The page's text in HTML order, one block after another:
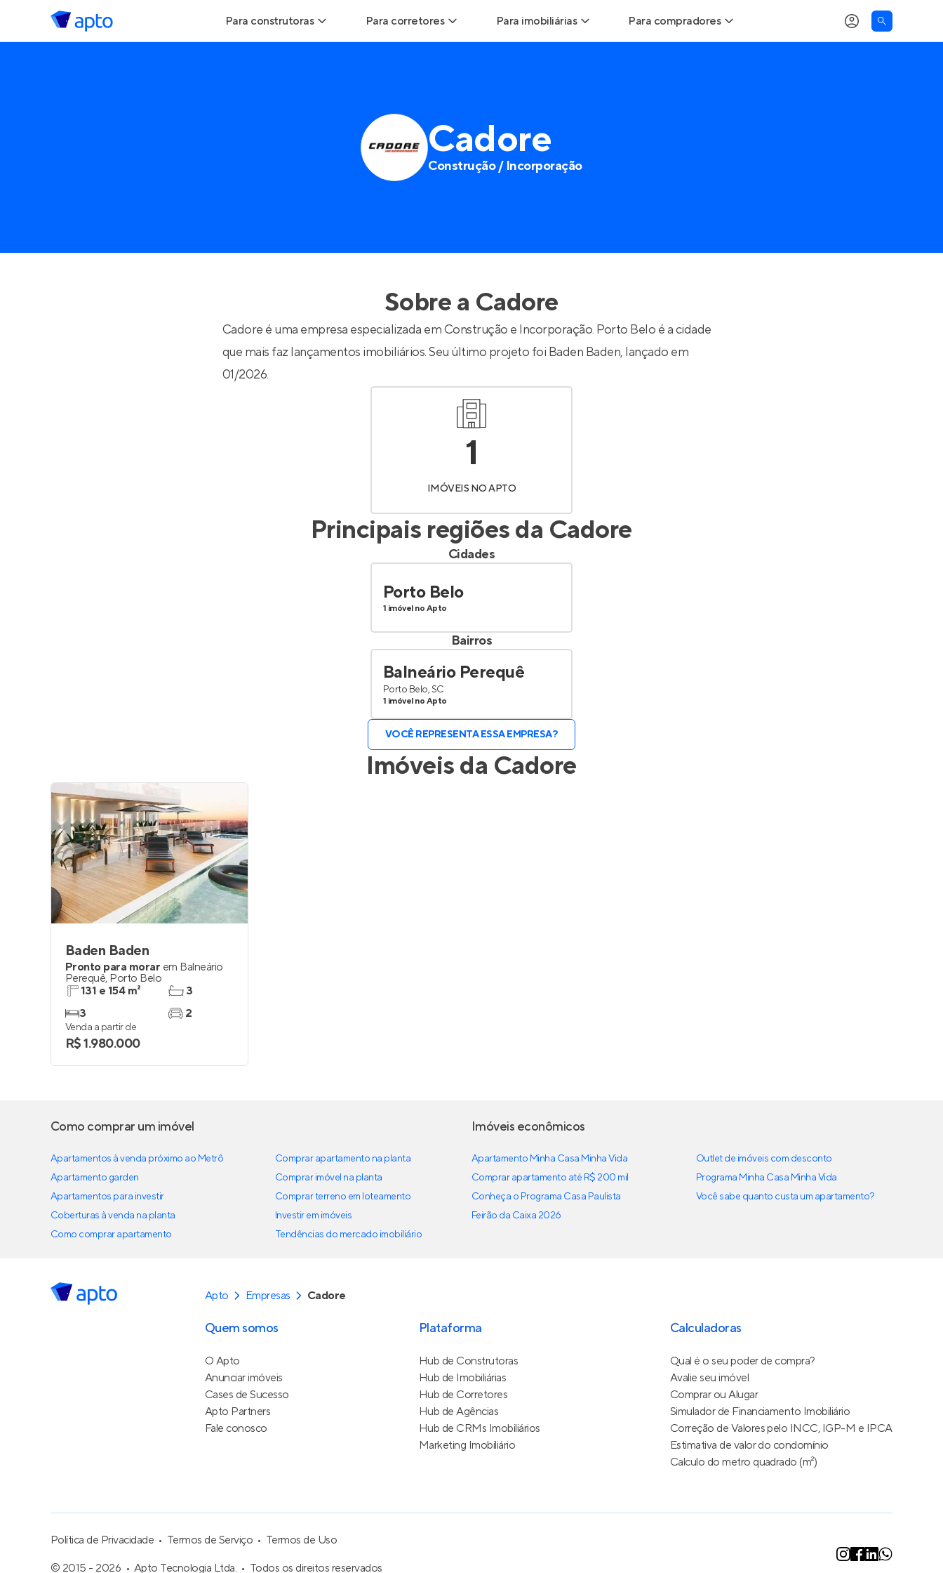
Para construtoras
Anunciar Imóveis
Para corretores
Parcerias imobiliárias
Hub de Corretores
Anunciar imóveis
Entrar no Apto
Para imobiliárias
Anunciar imóveis
Entrar no Painel de Clientes
Para compradores
Encontre um corretor
Cadore
Construção / Incorporação
Sobre a Cadore
Cadore é uma empresa especializada em Construção e Incorporação. Porto Belo é a cidade
que mais faz lançamentos imobiliários. Seu último projeto foi Baden Baden, lançado em
01/2026.
1
IMÓVEIS NO APTO
Principais regiões da Cadore
Cidades
Porto Belo
1 imóvel no Apto
Bairros
Balneário Perequê
Porto Belo, SC
1 imóvel no Apto
VOCÊ REPRESENTA ESSA EMPRESA?
Imóveis da Cadore
Baden Baden
Pronto para morar em Balneário
Perequê, Porto Belo
131 e 154 m²
3
3
2
Venda a partir de
R$ 1.980.000
Como comprar um imóvel
Apartamentos à venda próximo ao Metrô
Apartamento garden
Apartamentos para investir
Coberturas à venda na planta
Como comprar apartamento
Comprar apartamento na planta
Comprar imóvel na planta
Comprar terreno em loteamento
Investir em imóveis
Tendências do mercado imobiliário
Imóveis econômicos
Apartamento Minha Casa Minha Vida
Comprar apartamento até R$ 200 mil
Conheça o Programa Casa Paulista
Feirão da Caixa 2026
Outlet de imóveis com desconto
Programa Minha Casa Minha Vida
Você sabe quanto custa um apartamento?
Apto Empresas Cadore
Quem somos
O Apto
Anunciar imóveis
Cases de Sucesso
Apto Partners
Fale conosco
Plataforma
Hub de Construtoras
Hub de Imobiliárias
Hub de Corretores
Hub de Agências
Hub de CRMs Imobiliários
Marketing Imobiliário
Calculadoras
Qual é o seu poder de compra?
Avalie seu imóvel
Comprar ou Alugar
Simulador de Financiamento Imobiliário
Correção de Valores pelo INCC, IGP-M e IPCA
Estimativa de valor do condomínio
Calculo do metro quadrado (m²)
Política de Privacidade Termos de Serviço
Termos de Uso
© 2015 - 2026
Apto Tecnologia Ltda. Todos os direitos reservados